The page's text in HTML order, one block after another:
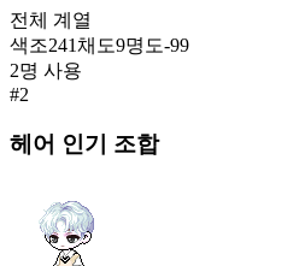
블랙캣 유니폼
578
171
우아한 암흑(여)
172
전체 계열
색조241 채도9명도-99
2명 사용
#2
헤어 인기 조합